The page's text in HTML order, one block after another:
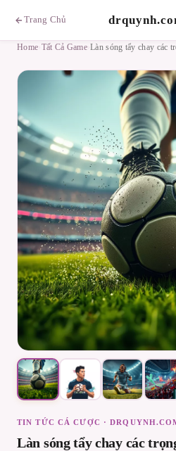
Trang Chủ
Home Tất Cả Game›Làn sóng tẩy chay các
TIN TỨC CÁ CƯỢC ·
Làn sóng tẩy chay các